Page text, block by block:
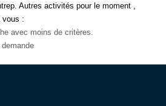
Votre Bien En Ligne
Autres activités pour le moment ,
vous :
avec moins de critères.